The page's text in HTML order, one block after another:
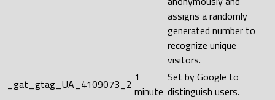
assigns a randomly
generated number to
recognize unique
visitors.
_gat_gtag_UA_4109073_2 1
minute
Set by Google to
distinguish users.